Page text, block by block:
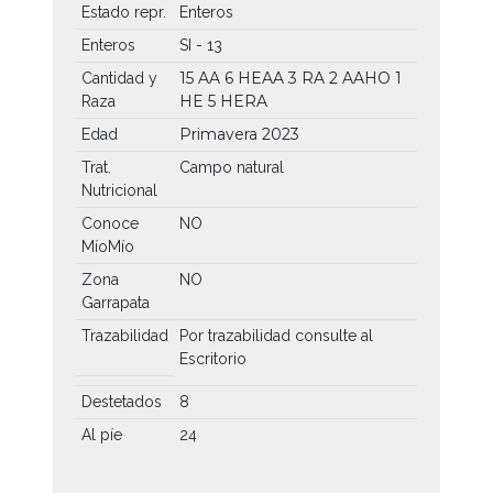
Estado repr.
Enteros
Enteros
SI - 13
Cantidad y
Raza
15 AA 6 HEAA3 RA 2 AAHO 1
HE 5 HERA
Edad Primavera 2023
Trat.
Nutricional
Campo natural
Conoce
MíoMío
NO
Zona
Garrapata
NO
Trazabilidad
Por trazabilidad consulte al
Escritorio
Destetados
8
Al píe
24